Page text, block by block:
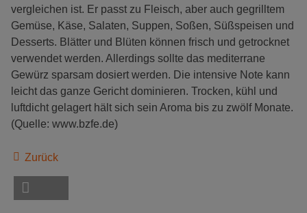
vergleichen ist. Er passt zu Fleisch, aber auch gegrilltem
Gemüse, Käse, Salaten, Suppen, Soßen, Süßspeisen und
Desserts. Blätter und Blüten können frisch und getrocknet
verwendet werden. Allerdings sollte das mediterrane
Gewürz sparsam dosiert werden. Die intensive Note kann
leicht das ganze Gericht dominieren. Trocken, kühl und
luftdicht gelagert hält sich sein Aroma bis zu zwölf Monate.
(Quelle: www.bzfe.de)
Zurück